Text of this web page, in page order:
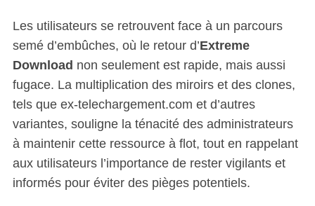
Les utilisateurs se retrouvent face à un parcours
semé d’embûches, où le retour d’Extreme
Download non seulement est rapide, mais aussi
fugace. La multiplication des miroirs et des clones,
tels que ex-telechargement.com et d’autres
variantes, souligne la ténacité des administrateurs
à maintenir cette ressource à flot, tout en rappelant
aux utilisateurs l’importance de rester vigilants et
informés pour éviter des pièges potentiels.